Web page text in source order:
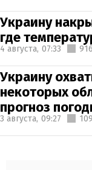
Украину
где
4 августа, 07:33 916
Украину
некоторых
прогноз
3 августа, 09:27